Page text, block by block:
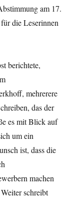
am 17.
die Leserinnen
berichtete,
mehrerere
das der
es mit Blick auf
um ein
ist, dass die
machen
schreibt